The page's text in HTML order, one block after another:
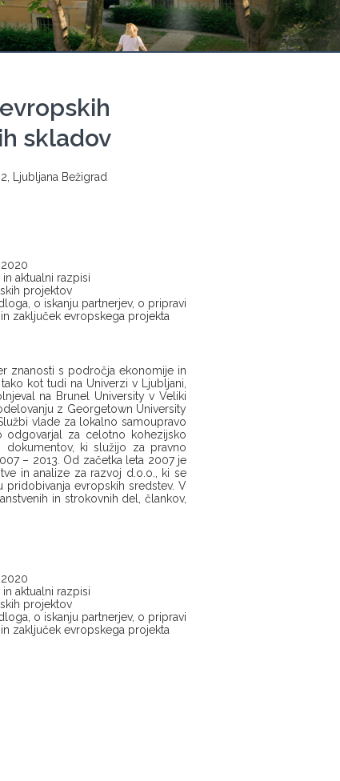
skladov
Ljubljana Bežigrad
aktualni razpisi
projektov
o iskanju partnerjev, o pripravi
zaključek evropskega projekta
znanosti s področja ekonomije in
kot tudi na Univerzi v Ljubljani,
na Brunel University v Veliki
z Georgetown University
vlade za lokalno samoupravo
za celotno kohezijsko
ki služijo za pravno
– 2013. Od začetka leta 2007 je
in analize za razvoj d.o.o., ki se
evropskih sredstev. V
in strokovnih del, člankov,
aktualni razpisi
projektov
o iskanju partnerjev, o pripravi
zaključek evropskega projekta